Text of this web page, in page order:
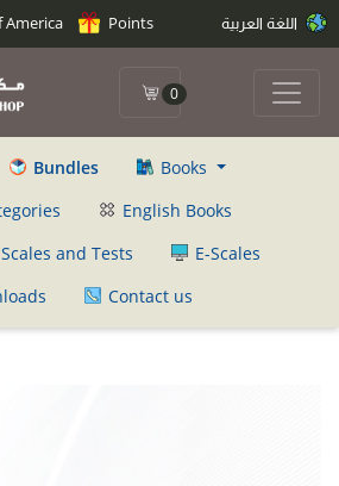
America
Points
0
Bundles
Books
English Books
and Tests
E-Scales
Contact us